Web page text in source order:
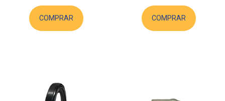
COMPRAR COMPRAR